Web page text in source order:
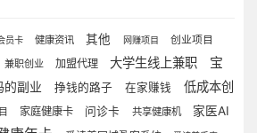
员卡 健康资讯 其他 网赚项目 创业项目
兼职创业 加盟代理 大学生线上兼职
宝
的副业 挣钱的路子 在家赚钱
低成本创
家庭健康卡 问诊卡 共享健康机
家医AI